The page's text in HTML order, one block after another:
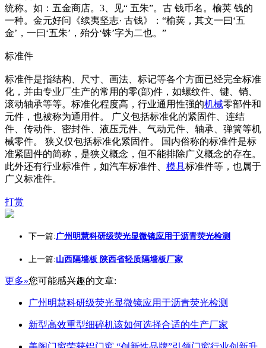
统称。如：五金商店。3、见“ 五朱”。古 钱币名。榆荚 钱的
一种。金元好问《续夷坚志· 古钱》：“榆荚，其文一曰‘五
金’，一曰‘五朱’，殆分‘铢’字为二也。”
标准件
标准件是指结构、尺寸、画法、标记等各个方面已经完全标准
化，并由专业厂生产的常用的零(部)件，如螺纹件、键、销、
滚动轴承等等。标准化程度高，行业通用性强的机械零部件和
元件，也被称为通用件。 广义包括标准化的紧固件、连结
件、传动件、密封件、液压元件、气动元件、轴承、弹簧等机
械零件。 狭义仅包括标准化紧固件。 国内俗称的标准件是标
准紧固件的简称，是狭义概念，但不能排除广义概念的存在。
此外还有行业标准件，如汽车标准件、 模具标准件等，也属于
广义标准件。
打赏
下一篇:广州明慧科研级荧光显微镜应用于沥青荧光检测
上一篇:山西隔墙板 陕西省轻质隔墙板厂家
更多»您可能感兴趣的文章:
广州明慧科研级荧光显微镜应用于沥青荧光检测
新型高效重型细碎机该如何选择合适的生产厂家